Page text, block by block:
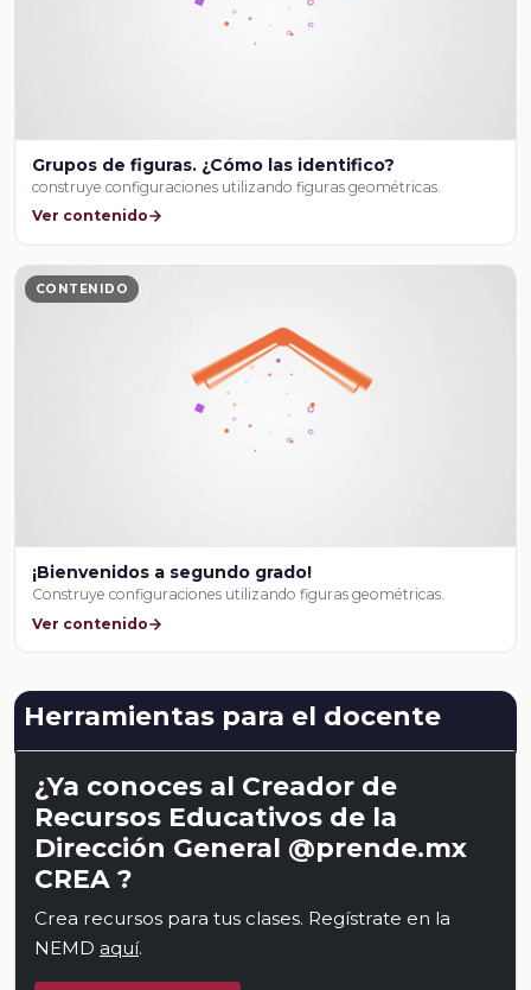
Grupos de figuras. ¿Cómo las identifico?
construye configuraciones utilizando figuras geométricas.
Ver contenido
CONTENIDO
¡Bienvenidos a segundo grado!
Construye configuraciones utilizando figuras geométricas.
Ver contenido
Herramientas para el docente
¿Ya conoces al Creador de
Recursos Educativos de la
Dirección General @prende.mx
CREA ?
Crea recursos para tus clases. Regístrate en la
NEMD aquí.